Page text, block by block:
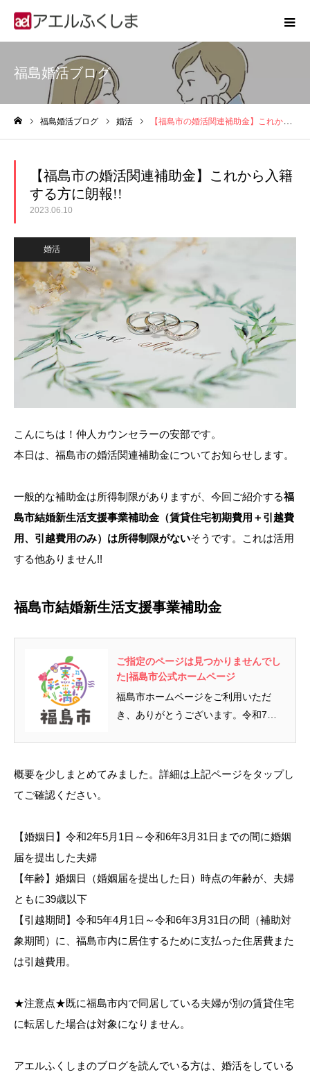
福島婚活ブログ
福島婚活ブログ 婚活 【福島市の婚活関連補助金】これから入籍する方に朗報!!
【福島市の婚活関連補助金】これから入籍
する方に朗報!!
2023.06.10
婚活
こんにちは！仲人カウンセラーの安部です。
本日は、福島市の婚活関連補助金についてお知らせします。
一般的な補助金は所得制限がありますが、今回ご紹介する福
島市結婚新生活支援事業補助金（賃貸住宅初期費用＋引越費
用、引越費用のみ）は所得制限がないそうです。これは活用
する他ありません!!
福島市結婚新生活支援事業補助金
ご指定のページは見つかりませんでし
た|福島市公式ホームページ
福島市ホームページをご利用いただ
き、ありがとうございます。令和7年7
り、しばらくの間Google・Yahooなど
象が発生します。公式ホームページの
いるため、同様となります。新しいペ
おかけしますが、しばらくの間お待ち
URLが変更になっております。リニュ
いる場合は、変更をお願いします。検
索でお探しのページが見つからない場
概要を少しまとめてみました。詳細は上記ページをタップし
てご確認ください。
【婚姻日】令和2年5月1日～令和6年3月31日までの間に婚姻
届を提出した夫婦
【年齢】婚姻日（婚姻届を提出した日）時点の年齢が、夫婦
ともに39歳以下
【引越期間】令和5年4月1日～令和6年3月31日の間（補助対
象期間）に、福島市内に居住するために支払った住居費また
は引越費用。
★注意点★既に福島市内で同居している夫婦が別の賃貸住宅
に転居した場合は対象になりません。
アエルふくしまのブログを読んでいる方は、婚活をしている